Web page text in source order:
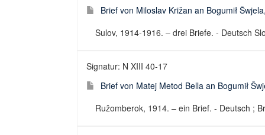
Brief von Miloslav Križan an Bogumił
Sulov, 1914-1916. – drei Briefe. - Deutsch
Signatur: N XIII 40-17
Brief von Matej Metod Bella an Bogumił
Ružomberok, 1914. – ein Brief. - Deutsch ;